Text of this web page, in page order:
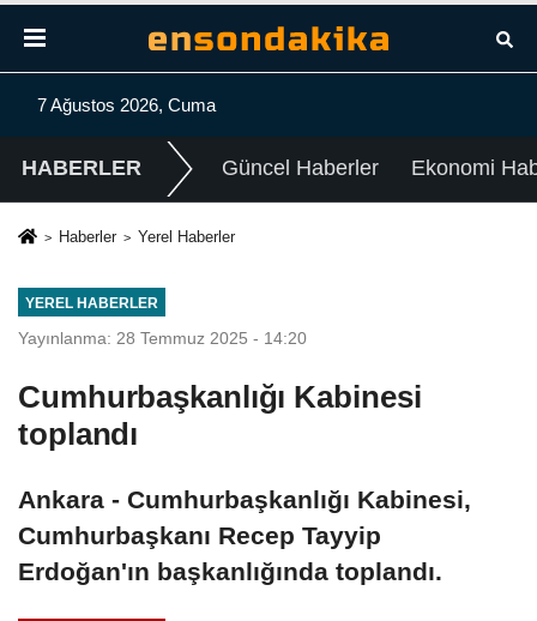
7 Ağustos 2026, Cuma
HABERLER Güncel Haberler Ekonomi
Haberler Yerel Haberler
YEREL HABERLER
Yayınlanma: 28 Temmuz 2025 - 14:20
Cumhurbaşkanlığı Kabinesi
toplandı
Ankara - Cumhurbaşkanlığı Kabinesi,
Cumhurbaşkanı Recep Tayyip
Erdoğan'ın başkanlığında toplandı.